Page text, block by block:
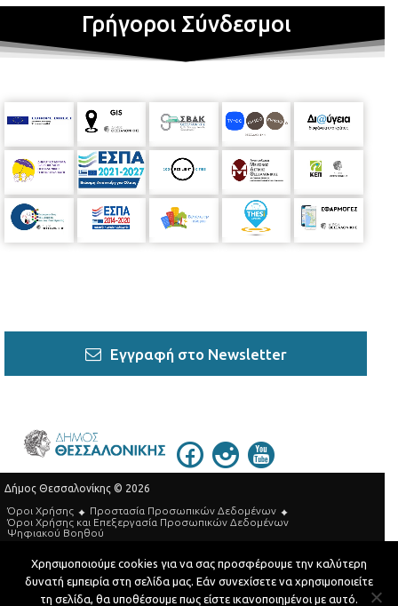
Γρήγοροι Σύνδεσμοι
Εγγραφή στο Newsletter
Δήμος Θεσσαλονίκης © 2026
Όροι Χρήσης
Προστασία Προσωπικών Δεδομένων
Όροι Xρήσης και Eπεξεργασία Προσωπικών Δεδομένων
Ψηφιακού Βοηθού
Τηλεφωνικός Κατάλογος
Developed by MyCompany Projects
Χρησιμοποιούμε cookies για να σας προσφέρουμε την καλύτερη
δυνατή εμπειρία στη σελίδα μας. Εάν συνεχίσετε να χρησιμοποιείτε
τη σελίδα, θα υποθέσουμε πως είστε ικανοποιημένοι με αυτό.